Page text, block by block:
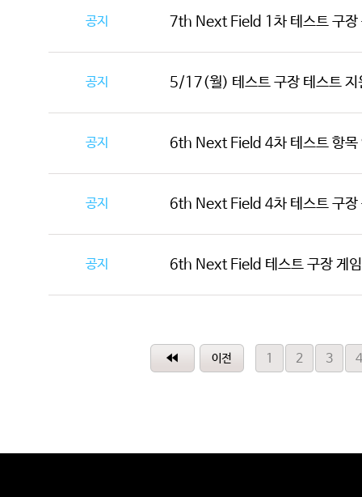
공지 7th Next Field 1차 테스트 구장
공지 5/17(월) 테스트 구장 테스트 지
공지 6th Next Field 4차 테스트 항목
공지 6th Next Field 4차 테스트 구장
공지 6th Next Field 테스트 구장 게
1 2 3 4